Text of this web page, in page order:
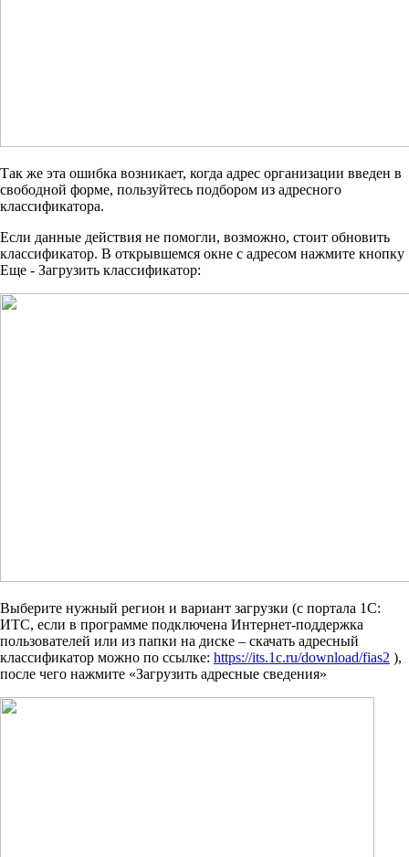
Так же эта ошибка возникает, когда адрес организации введен в
свободной форме, пользуйтесь подбором из адресного
классификатора.
Если данные действия не помогли, возможно, стоит обновить
классификатор. В открывшемся окне с адресом нажмите кнопку
Еще - Загрузить классификатор:
Выберите нужный регион и вариант загрузки (с портала 1С:
ИТС, если в программе подключена Интернет-поддержка
пользователей или из папки на диске – скачать адресный
классификатор можно по ссылке: https://its.1c.ru/download/fias2 ),
после чего нажмите «Загрузить адресные сведения»